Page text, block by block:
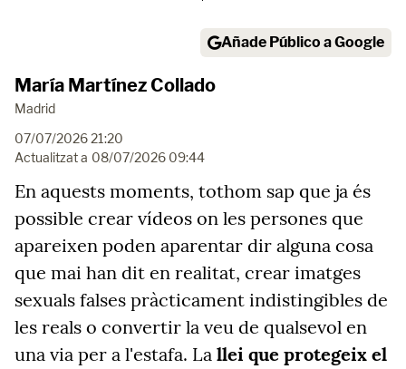
Añade Público a Google
María Martínez Collado
Madrid
07/07/2026 21:20
Actualitzat a 08/07/2026 09:44
En aquests moments, tothom sap que ja és
possible crear vídeos on les persones que
apareixen poden aparentar dir alguna cosa
que mai han dit en realitat, crear imatges
sexuals falses pràcticament indistingibles de
les reals o convertir la veu de qualsevol en
una via per a l'estafa. La llei que protegeix el